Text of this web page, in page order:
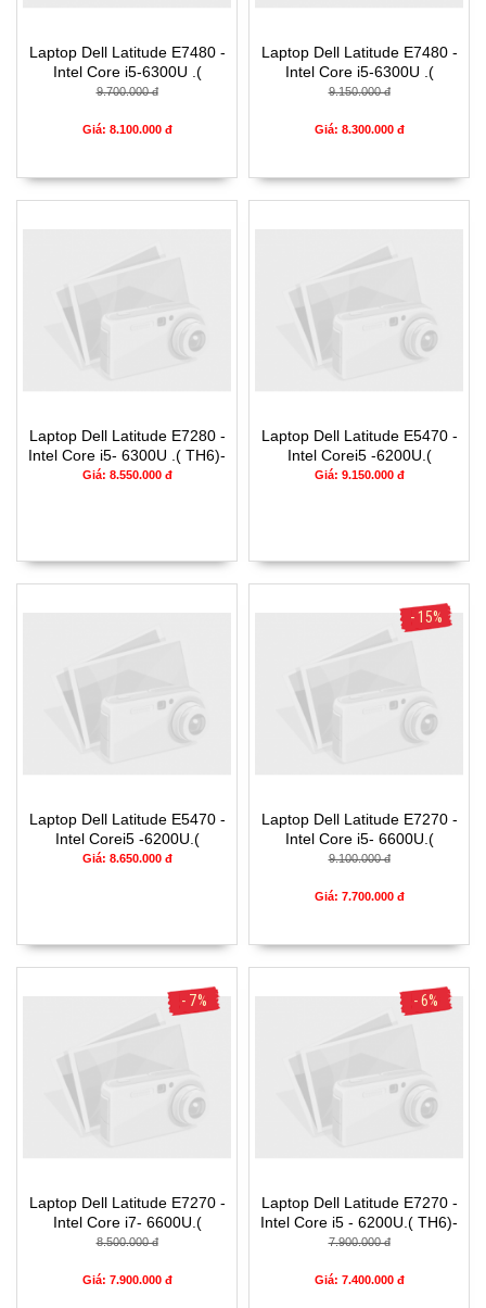
Laptop Dell Latitude E7480 -
Intel Core i5-6300U .(
TH6)-8G-SSD256-14'
9.700.000 đ
Giá: 8.100.000 đ
Laptop Dell Latitude E7480 -
Intel Core i5-6300U .(
TH6)-4G-SSD120g-14'
9.150.000 đ
Giá: 8.300.000 đ
Laptop Dell Latitude E7280 -
Intel Core i5- 6300U .( TH6)-
4G-128G-12.5'
Giá: 8.550.000 đ
Laptop Dell Latitude E5470 -
Intel Corei5 -6200U.(
TH6).-8G-256G-14'
Giá: 9.150.000 đ
Laptop Dell Latitude E5470 -
Intel Corei5 -6200U.(
TH6).-4G-120G-14'
Giá: 8.650.000 đ
- 15%
Laptop Dell Latitude E7270 -
Intel Core i5- 6600U.(
TH6)-8G- SSD256G- 12.5'
9.100.000 đ
Giá: 7.700.000 đ
- 7%
Laptop Dell Latitude E7270 -
Intel Core i7- 6600U.(
TH6)-4G- SSD128G- 12.5'
8.500.000 đ
Giá: 7.900.000 đ
- 6%
Laptop Dell Latitude E7270 -
Intel Core i5 - 6200U.( TH6)-
4G- SSD128G- 12.5'
7.900.000 đ
Giá: 7.400.000 đ